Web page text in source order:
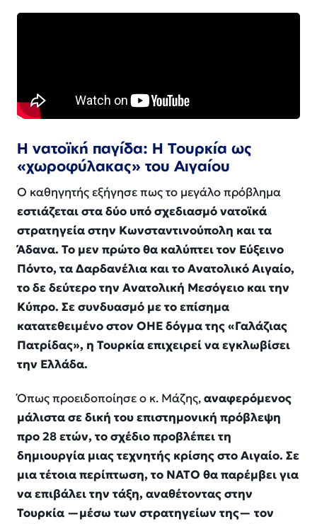
Η νατοϊκή παγίδα: Η Τουρκία ως
«χωροφύλακας» του Αιγαίου
Ο καθηγητής εξήγησε πως το μεγάλο πρόβλημα
εστιάζεται στα δύο υπό σχεδιασμό νατοϊκά
στρατηγεία στην Κωνσταντινούπολη και τα
Άδανα. Το μεν πρώτο θα καλύπτει τον Εύξεινο
Πόντο, τα Δαρδανέλια και το Ανατολικό Αιγαίο,
το δε δεύτερο την Ανατολική Μεσόγειο και την
Κύπρο. Σε συνδυασμό με το επίσημα
κατατεθειμένο στον ΟΗΕ δόγμα της «Γαλάζιας
Πατρίδας», η Τουρκία επιχειρεί να εγκλωβίσει
την Ελλάδα.
Όπως προειδοποίησε ο κ. Μάζης,αναφερόμενος
μάλιστα σε δική του επιστημονική πρόβλεψη
προ 28 ετών, το σχέδιο προβλέπει τη
δημιουργία μιας τεχνητής κρίσης στο Αιγαίο. Σε
μια τέτοια περίπτωση, το ΝΑΤΟ θα παρέμβει για
να επιβάλει την τάξη, αναθέτοντας στην
Τουρκία —μέσω των στρατηγείων της— τον